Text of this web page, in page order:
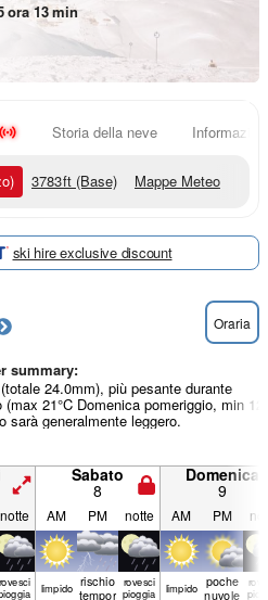
ora13min
Storia della neve
3783ft (Base) Mappe Meteo
ski hire exclusive discount
Oraria
summary:
24.0mm), più pesante durante
21°C Domenica pomeriggio, min
sarà generalmente leggero.
Sabato
8
Domenica
9
notte AM PM notte AM PM
rovesci limp­ido rischio
temporale
rovesci
pioggia limp­ido poche
nuvole